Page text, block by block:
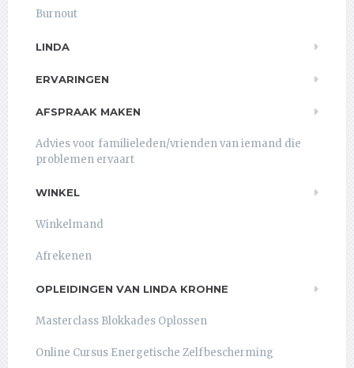
Burnout
LINDA
ERVARINGEN
AFSPRAAK MAKEN
Advies voor familieleden/vrienden van iemand die
problemen ervaart
WINKEL
Winkelmand
Afrekenen
OPLEIDINGEN VAN LINDA KROHNE
Masterclass Blokkades Oplossen
Online Cursus Energetische Zelfbescherming